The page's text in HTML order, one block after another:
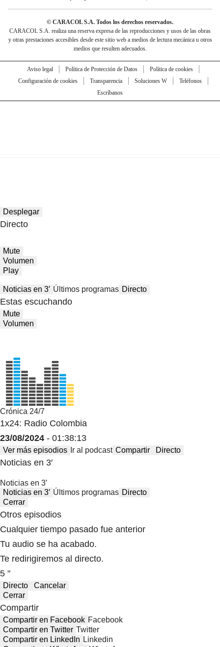
© CARACOL S.A. Todos los derechos reservados.
CARACOL S.A. realiza una reserva expresa de las reproducciones y usos de las obras
y otras prestaciones accesibles desde este sitio web a medios de lectura mecánica u otros
medios que resulten adecuados.
Aviso legal Política de Protección de Datos
Política de cookies
Configuración de cookies
Transparencia Soluciones W
Teléfonos
Escríbanos
Desplegar
Directo
Mute
Volumen
Play
Noticias en 3′ Últimos programas Directo
Estas escuchando
Mute
Volumen
Crónica 24/7
1x24: Radio Colombia
23/08/2024 - 01:38:13
Ver más episodios Ir al podcast Compartir Directo
Noticias en 3′
Noticias en 3′
Noticias en 3′ Últimos programas Directo
Cerrar
Otros episodios
Cualquier tiempo pasado fue anterior
Tu audio se ha acabado.
Te redirigiremos al directo.
5 "
Directo
Cancelar
Cerrar
Compartir
Compartir en Facebook Facebook
Compartir en Twitter Twitter
Compartir en LinkedIn Linkedin